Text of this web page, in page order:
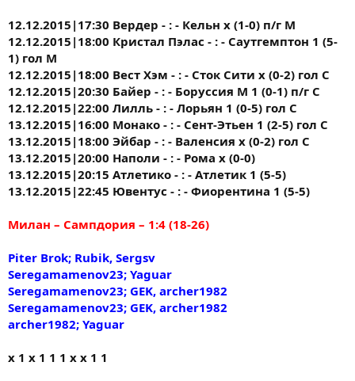
12.12.2015|17:30 Вердер - : - Кельн х (1-0) п/г М
12.12.2015|18:00 Кристал Пэлас - : - Саутгемптон 1 (5-
1) гол М
12.12.2015|18:00 Вест Хэм - : - Сток Сити х (0-2) гол С
12.12.2015|20:30 Байер - : - Боруссия М 1 (0-1) п/г С
12.12.2015|22:00 Лилль - : - Лорьян 1 (0-5) гол С
13.12.2015|16:00 Монако - : - Сент-Этьен 1 (2-5) гол С
13.12.2015|18:00 Эйбар - : - Валенсия х (0-2) гол С
13.12.2015|20:00 Наполи - : - Рома х (0-0)
13.12.2015|20:15 Атлетико - : - Атлетик 1 (5-5)
13.12.2015|22:45 Ювентус - : - Фиорентина 1 (5-5)
Милан – Сампдория – 1:4 (18-26)
Piter Brok; Rubik, Sergsv
Seregamamenov23; Yaguar
Seregamamenov23; GEK, archer1982
Seregamamenov23; GEK, archer1982
archer1982; Yaguar
х 1 х 1 1 1 х х 1 1